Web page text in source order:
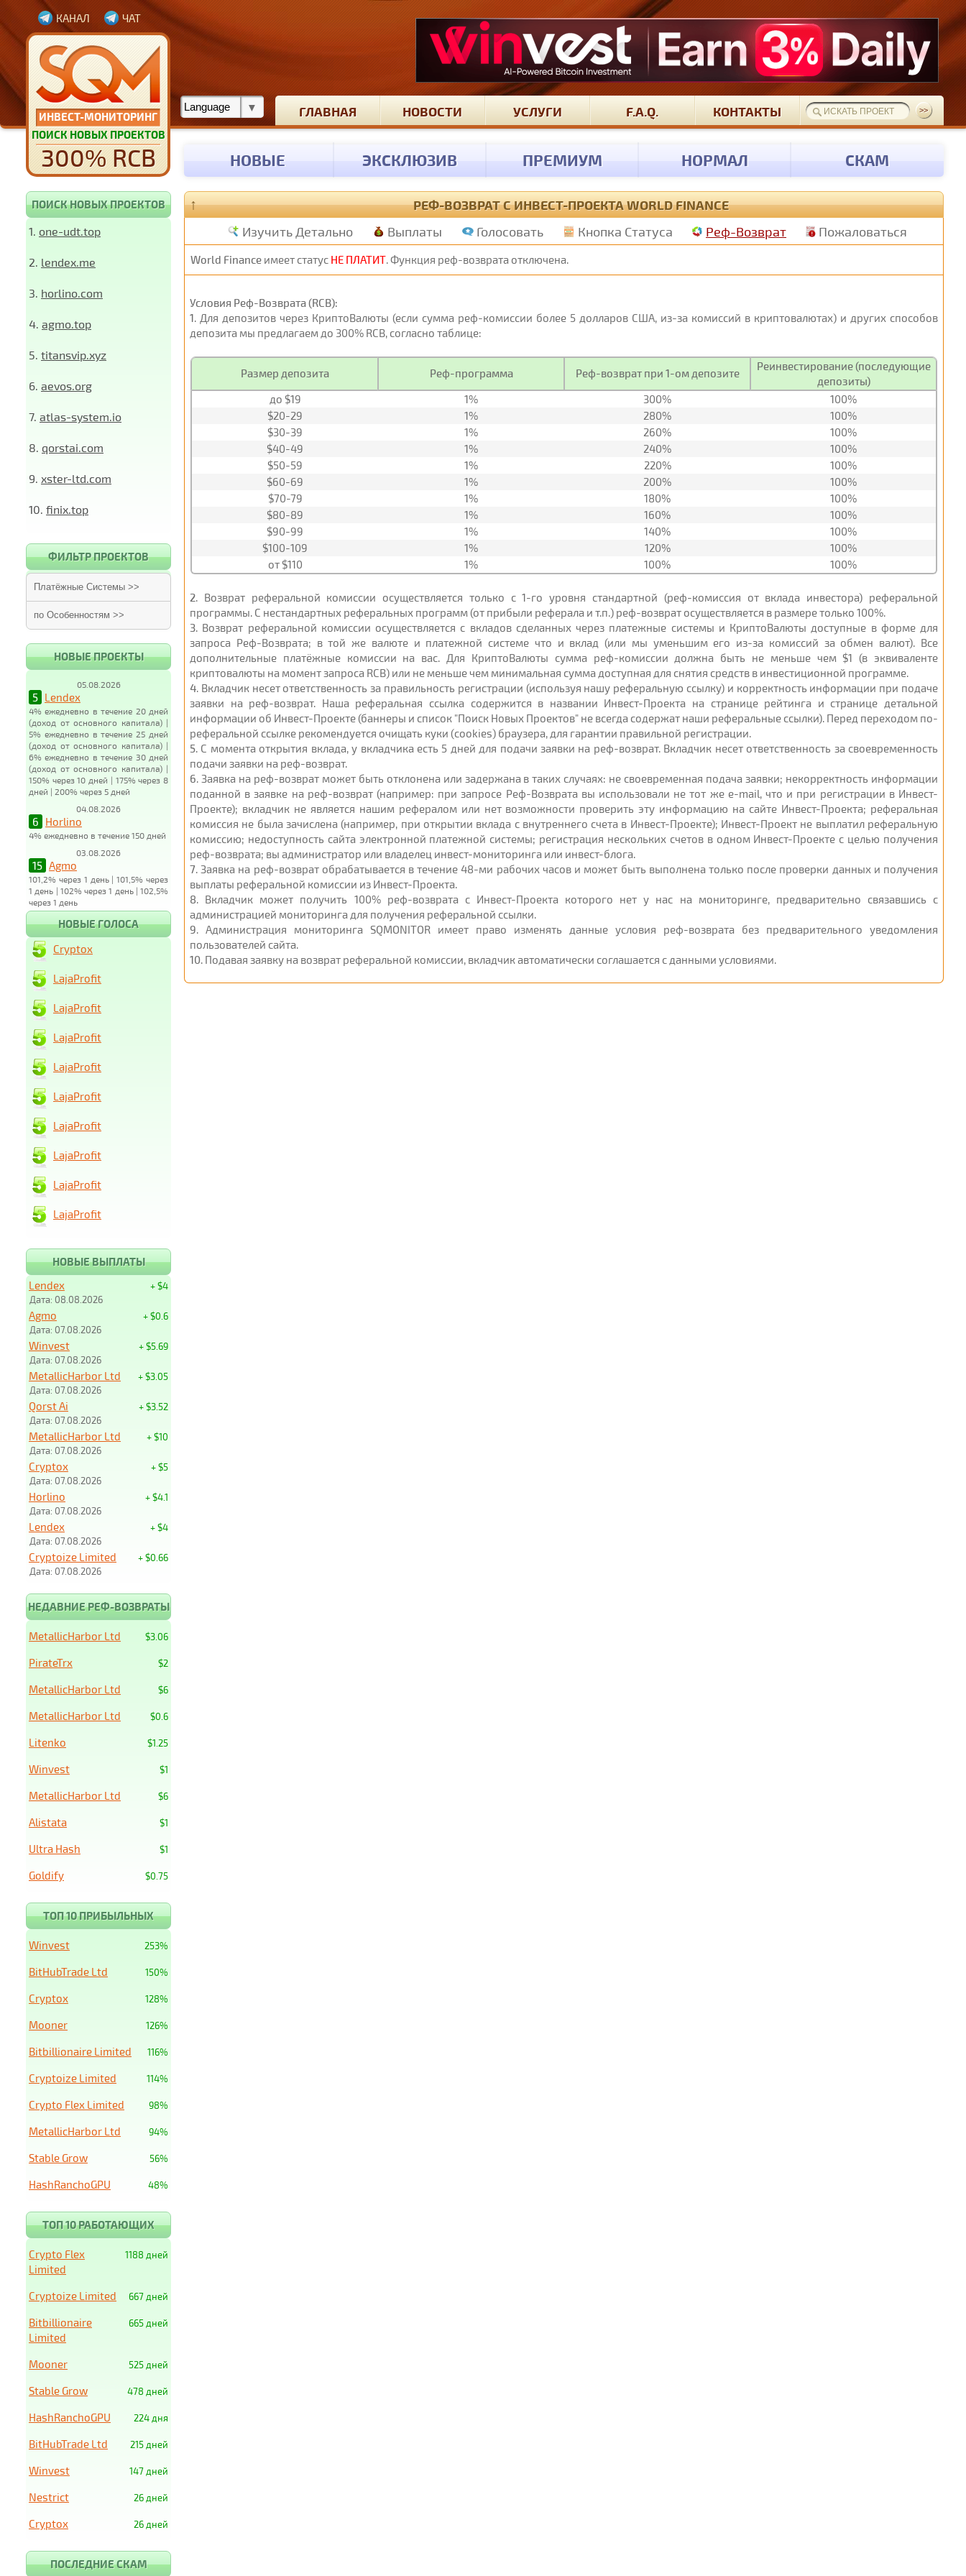
ИНВЕСТ-МОНИТОРИНГ
ПОИСК НОВЫХ ПРОЕКТОВ
300% RCB
КАНАЛ ЧАТ
ГЛАВНАЯ НОВОСТИ УСЛУГИ F.A.Q. КОНТАКТЫ
НОВЫЕ ЭКСКЛЮЗИВ ПРЕМИУМ НОРМАЛ СКАМ
ПОИСК НОВЫХ ПРОЕКТОВ
1. one-udt.top
2. lendex.me
3. horlino.com
4. agmo.top
5. titansvip.xyz
6. aevos.org
7. atlas-system.io
8. qorstai.com
9. xster-ltd.com
10. finix.top
ФИЛЬТР ПРОЕКТОВ
Платёжные Системы >>
по Особенностям >>
НОВЫЕ ПРОЕКТЫ
05.08.2026
5 Lendex
4% ежедневно в течение 20 дней
(доход от основного капитала) |
5% ежедневно в течение 25 дней
(доход от основного капитала) |
6% ежедневно в течение 30 дней
(доход от основного капитала) |
150% через 10 дней | 175% через 8
дней | 200% через 5 дней
04.08.2026
6 Horlino
4% ежедневно в течение 150 дней
03.08.2026
15 Agmo
101,2% через 1 день | 101,5% через
1 день | 102% через 1 день | 102,5%
через 1 день
↑ РЕФ-ВОЗВРАТ С ИНВЕСТ-ПРОЕКТА WORLD FINANCE
Изучить Детально Выплаты Голосовать Кнопка Статуса Реф-Возврат Пожаловаться
World Finance имеет статус НЕ ПЛАТИТ. Функция реф-возврата отключена.
Условия Реф-Возврата (RCB):
1. Для депозитов через КриптоВалюты (если сумма реф-комиссии более 5 долларов США, из-за комиссий в криптовалютах) и других способов
депозита мы предлагаем до 300% RCB, согласно таблице:
Размер депозита Реф-программа Реф-возврат при 1-ом депозите
Реинвестирование (последующие
депозиты)
до $19
1% 300%
100%
$20-29
1% 280%
100%
$30-39
1% 260%
100%
$40-49
1% 240%
100%
$50-59
1% 220%
100%
$60-69
1% 200%
100%
$70-79
1% 180%
100%
$80-89
1% 160%
100%
$90-99
1% 140%
100%
$100-109
1% 120%
100%
от $110
1% 100% 100%
2. Возврат реферальной комиссии осуществляется только с 1-го уровня стандартной (реф-комиссия от вклада инвестора) реферальной
программы. С нестандартных реферальных программ (от прибыли реферала и т.п.) реф-возврат осуществляется в размере только 100%.
3. Возврат реферальной комиссии осуществляется с вкладов сделанных через платежные системы и КриптоВалюты доступные в форме для
запроса Реф-Возврата; в той же валюте и платежной системе что и вклад (или мы уменьшим его из-за комиссий за обмен валют). Все
дополнительные платёжные комиссии на вас. Для КриптоВалюты сумма реф-комиссии должна быть не меньше чем $1 (в эквиваленте
криптовалюты на момент запроса RCB) или не меньше чем минимальная сумма доступная для снятия средств в инвестиционной программе.
4. Вкладчик несет ответственность за правильность регистрации (используя нашу реферальную ссылку) и корректность информации при подаче
заявки на реф-возврат. Наша реферальная ссылка содержится в названии Инвест-Проекта на странице рейтинга и странице детальной
информации об Инвест-Проекте (баннеры и список "Поиск Новых Проектов" не всегда содержат наши реферальные ссылки). Перед переходом по-
реферальной ссылке рекомендуется очищать куки (cookies) браузера, для гарантии правильной регистрации.
5. С момента открытия вклада, у вкладчика есть 5 дней для подачи заявки на реф-возврат. Вкладчик несет ответственность за своевременность
подачи заявки на реф-возврат.
6. Заявка на реф-возврат может быть отклонена или задержана в таких случаях: не своевременная подача заявки; некорректность информации
поданной в заявке на реф-возврат (например: при запросе Реф-Возврата вы использовали не тот же e-mail, что и при регистрации в Инвест-
Проекте); вкладчик не является нашим рефералом или нет возможности проверить эту информацию на сайте Инвест-Проекта; реферальная
комиссия не была зачислена (например, при открытии вклада с внутреннего счета в Инвест-Проекте); Инвест-Проект не выплатил реферальную
комиссию; недоступность сайта электронной платежной системы; регистрация нескольких счетов в одном Инвест-Проекте с целью получения
реф-возврата; вы администратор или владелец инвест-мониторинга или инвест-блога.
7. Заявка на реф-возврат обрабатывается в течение 48-ми рабочих часов и может быть выполнена только после проверки данных и получения
выплаты реферальной комиссии из Инвест-Проекта.
8. Вкладчик может получить 100% реф-возврата с Инвест-Проекта которого нет у нас на мониторинге, предварительно связавшись с
администрацией мониторинга для получения реферальной ссылки.
9. Администрация мониторинга SQMONITOR имеет право изменять данные условия реф-возврата без предварительного уведомления
пользователей сайта.
10. Подавая заявку на возврат реферальной комиссии, вкладчик автоматически соглашается с данными условиями.
НОВЫЕ ГОЛОСА
Cryptox
LajaProfit
LajaProfit
LajaProfit
LajaProfit
LajaProfit
LajaProfit
LajaProfit
LajaProfit
LajaProfit
НОВЫЕ ВЫПЛАТЫ
+ $4
Lendex
Дата: 08.08.2026
+ $0.6
Agmo
Дата: 07.08.2026
+ $5.69
Winvest
Дата: 07.08.2026
+ $3.05
MetallicHarbor Ltd
Дата: 07.08.2026
+ $3.52
Qorst Ai
Дата: 07.08.2026
+ $10
MetallicHarbor Ltd
Дата: 07.08.2026
+ $5
Cryptox
Дата: 07.08.2026
+ $4.1
Horlino
Дата: 07.08.2026
+ $4
Lendex
Дата: 07.08.2026
+ $0.66
Cryptoize Limited
Дата: 07.08.2026
НЕДАВНИЕ РЕФ-ВОЗВРАТЫ
$3.06
MetallicHarbor Ltd
$2
PirateTrx
$6
MetallicHarbor Ltd
$0.6
MetallicHarbor Ltd
$1.25
Litenko
$1
Winvest
$6
MetallicHarbor Ltd
$1
Alistata
$1
Ultra Hash
$0.75
Goldify
ТОП 10 ПРИБЫЛЬНЫХ
253%
Winvest
150%
BitHubTrade Ltd
128%
Cryptox
126%
Mooner
116%
Bitbillionaire Limited
114%
Cryptoize Limited
98%
Crypto Flex Limited
94%
MetallicHarbor Ltd
56%
Stable Grow
48%
HashRanchoGPU
ТОП 10 РАБОТАЮЩИХ
1188 дней
Crypto Flex
Limited
667 дней
Cryptoize Limited
665 дней
Bitbillionaire
Limited
525 дней
Mooner
478 дней
Stable Grow
224 дня
HashRanchoGPU
215 дней
BitHubTrade Ltd
147 дней
Winvest
26 дней
Nestrict
26 дней
Cryptox
ПОСЛЕДНИЕ СКАМ